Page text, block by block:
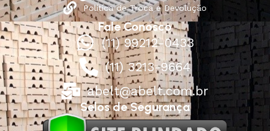
Política de Troca e Devolução
Fale Conosco
(11) 99212-0433
(11) 3213-9664
abelt@abelt.com.br
Selos de Segurança